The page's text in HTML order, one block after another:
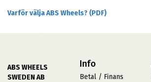
Varför välja ABS Wheels? (PDF)
ABS WHEELS
SWEDEN AB
Info
Betal / Finans